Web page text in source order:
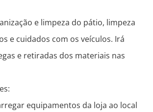
e limpeza do pátio, limpeza
e cuidados com os veículos. Irá
e retiradas dos materiais nas
equipamentos da loja ao local